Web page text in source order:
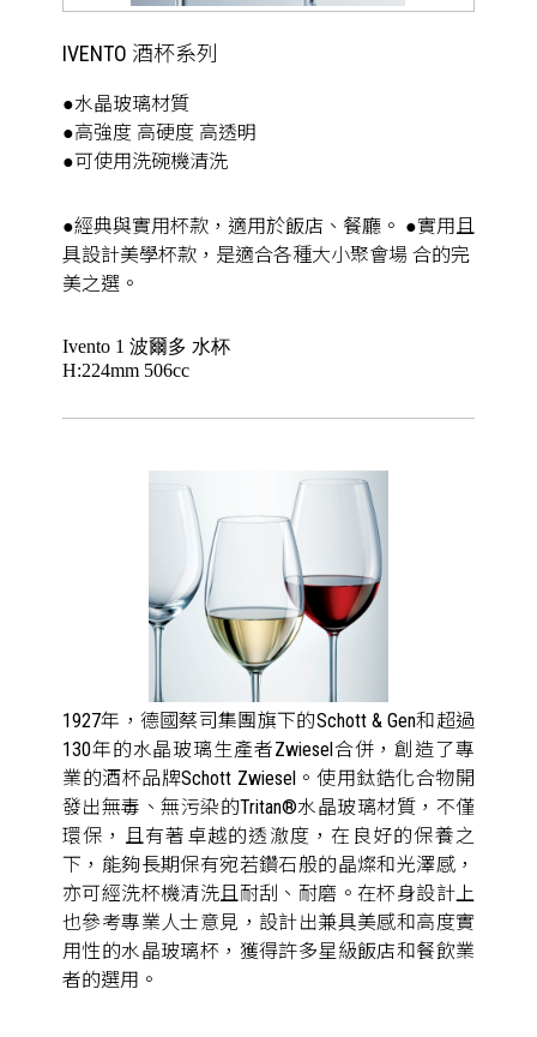
IVENTO 酒杯系列
●水晶玻璃材質
●高強度 高硬度 高透明
●可使用洗碗機清洗
●經典與實用杯款，適用於飯店、餐廳。 ●實用且
具設計美學杯款，是適合各種大小聚會場 合的完
美之選。
Ivento 1 波爾多 水杯
H:224mm 506cc
1927年，德國蔡司集團旗下的Schott & Gen和超過
130年的水晶玻璃生產者Zwiesel合併，創造了專
業的酒杯品牌Schott Zwiesel。使用鈦鋯化合物開
發出無毒、無污染的Tritan®水晶玻璃材質，不僅
環保，且有著卓越的透澈度，在良好的保養之
下，能夠長期保有宛若鑽石般的晶燦和光澤感，
亦可經洗杯機清洗且耐刮、耐磨。在杯身設計上
也參考專業人士意見，設計出兼具美感和高度實
用性的水晶玻璃杯，獲得許多星級飯店和餐飲業
者的選用。